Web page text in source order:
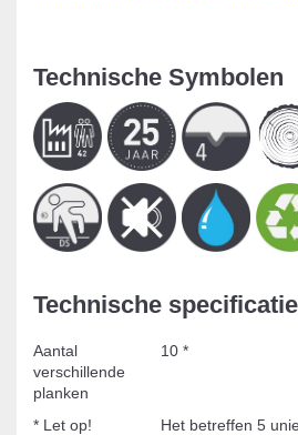
Technische Symbolen
Technische
Aantal
verschillende
planken
10 *
* Let op! Het betreffen 5